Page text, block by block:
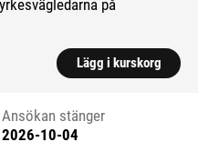
på
Lägg i kurskorg
Ansökan stänger
2026-10-04